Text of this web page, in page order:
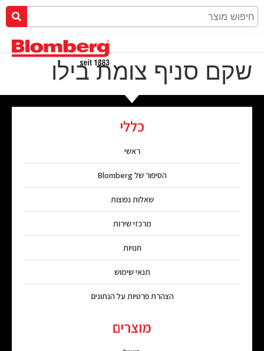
שקם סניף צומת בילו
כללי
ראשי
הסיפור של Blomberg
שאלות נפוצות
מרכזי שירות
חנויות
תנאי שימוש
הצהרת פרטיות על הנתונים
מוצרים